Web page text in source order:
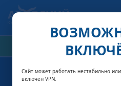
Сайт может работать нестабильно или
включён VPN.
РАСЧЁТ